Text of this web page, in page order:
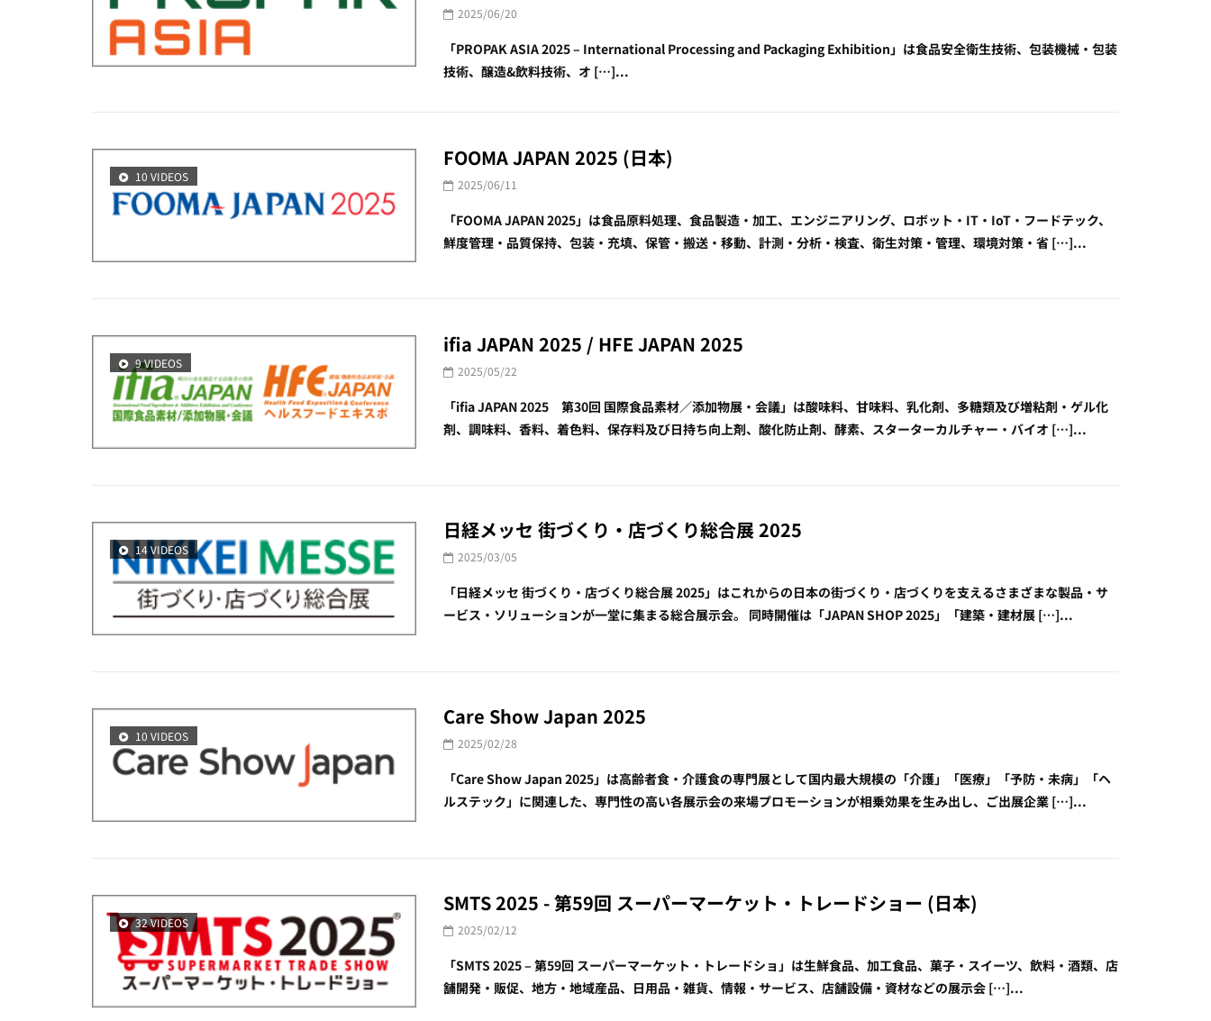
2025/06/20
「PROPAK ASIA 2025 – International Processing and Packaging Exhibition」は食品安全衛生技術、包装機械・包装
技術、醸造&飲料技術、オ […]...
10 VIDEOS
FOOMA JAPAN 2025 (日本)
2025/06/11
「FOOMA JAPAN 2025」は食品原料処理、食品製造・加工、エンジニアリング、ロボット・IT・IoT・フードテック、
鮮度管理・品質保持、包装・充填、保管・搬送・移動、計測・分析・検査、衛生対策・管理、環境対策・省 […]...
9 VIDEOS
ifia JAPAN 2025 / HFE JAPAN 2025
2025/05/22
「ifia JAPAN 2025 第30回 国際食品素材／添加物展・会議」は酸味料、甘味料、乳化剤、多糖類及び増粘剤・ゲル化
剤、調味料、香料、着色料、保存料及び日持ち向上剤、酸化防止剤、酵素、スターターカルチャー・バイオ […]...
14 VIDEOS
日経メッセ 街づくり・店づくり総合展 2025
2025/03/05
「日経メッセ 街づくり・店づくり総合展 2025」はこれからの日本の街づくり・店づくりを支えるさまざまな製品・サ
ービス・ソリューションが一堂に集まる総合展示会。 同時開催は「JAPAN SHOP 2025」「建築・建材展 […]...
10 VIDEOS
Care Show Japan 2025
2025/02/28
「Care Show Japan 2025」は高齢者食・介護食の専門展として国内最大規模の「介護」「医療」「予防・未病」「ヘ
ルステック」に関連した、専門性の高い各展示会の来場プロモーションが相乗効果を生み出し、ご出展企業 […]...
32 VIDEOS
SMTS 2025 - 第59回 スーパーマーケット・トレードショー (日本)
2025/02/12
「SMTS 2025 – 第59回 スーパーマーケット・トレードショ」は生鮮食品、加工食品、菓子・スイーツ、飲料・酒類、店
舗開発・販促、地方・地域産品、日用品・雑貨、情報・サービス、店舗設備・資材などの展示会 […]...